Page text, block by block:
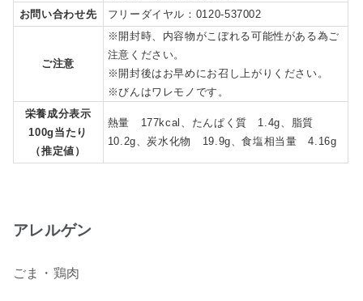
お問い合わせ先
フリーダイヤル：0120-537002
ご注意
※開封時、内容物がこぼれる可能性がある為ご
注意ください。
※開封後はお早めにお召し上がりください。
※びんはワレモノです。
栄養成分表示
100g当たり
（推定値）
熱量 177kcal、たんぱく質 1.4g、脂質
10.2g、炭水化物 19.9g、食塩相当量 4.16g
アレルゲン
ごま・鶏肉